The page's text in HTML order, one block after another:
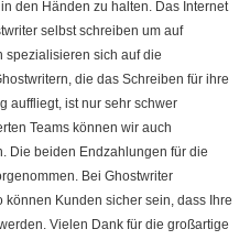
den Händen zu halten. Das Internet
selbst schreiben um auf
spezialisieren sich auf die
die das Schreiben für ihre
auffliegt, ist nur sehr schwer
Teams können wir auch
Die beiden Endzahlungen für die
Bei Ghostwriter
Kunden sicher sein, dass Ihre
Vielen Dank für die großartige